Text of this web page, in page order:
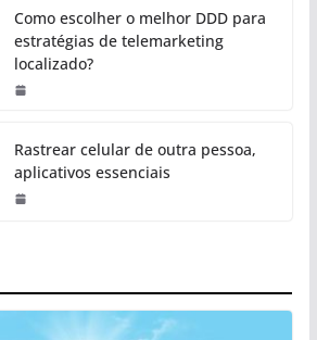
Como escolher o melhor DDD para
estratégias de telemarketing
localizado?
Rastrear celular de outra pessoa,
aplicativos essenciais